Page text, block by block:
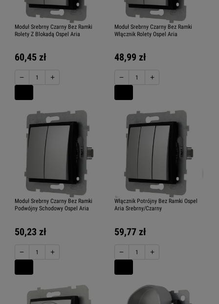
Moduł Srebrny Czarny Bez Ramki
Rolety Z Blokadą Ospel Aria
60,45 zł
− +
Moduł Srebrny Czarny Bez Ramki
Włącznik Rolety Ospel Aria
48,99 zł
− +
Moduł Srebrny Czarny Bez Ramki
Podwójny Schodowy Ospel Aria
50,23 zł
− +
Włącznik Potrójny Bez Ramki Ospel
Aria Srebrny/Czarny
59,77 zł
− +